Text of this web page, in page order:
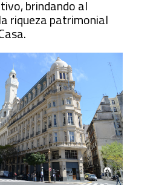
brindando al
riqueza patrimonial